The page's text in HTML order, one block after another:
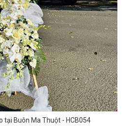
tại Buôn Ma Thuột - HCB054